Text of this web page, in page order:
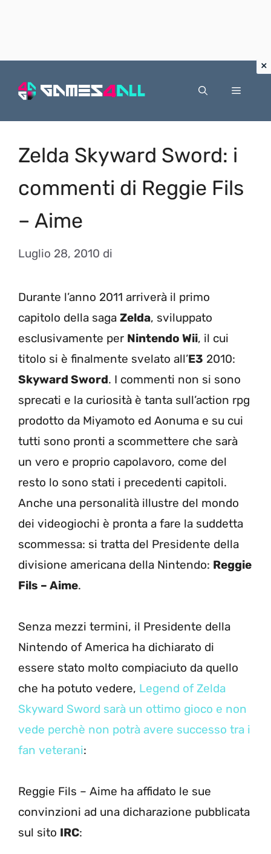
Menu
Zelda Skyward Sword: i
commenti di Reggie Fils
– Aime
Luglio 28, 2010 di
Durante l’anno 2011 arriverà il primo
capitolo della saga Zelda, sviluppato
esclusivamente per Nintendo Wii, il cui
titolo si è finalmente svelato all’E3 2010:
Skyward Sword. I commenti non si sono
sprecati e la curiosità è tanta sull’action rpg
prodotto da Miyamoto ed Aonuma e su cui
tutti sono pronti a scommettere che sarà
un vero e proprio capolavoro, come del
resto lo sono stati i precedenti capitoli.
Anche una personalità illustre del mondo
dei videogiochi è pronta a fare la suddetta
scommessa: si tratta del Presidente della
divisione americana della Nintendo: Reggie
Fils – Aime.
Senza mezzi termini, il Presidente della
Nintendo of America ha dichiarato di
essere stato molto compiaciuto da quello
che ha potuto vedere, Legend of Zelda
Skyward Sword sarà un ottimo gioco e non
vede perchè non potrà avere successo tra i
fan veterani:
Reggie Fils – Aime ha affidato le sue
convinzioni ad una dicharazione pubblicata
sul sito IRC: